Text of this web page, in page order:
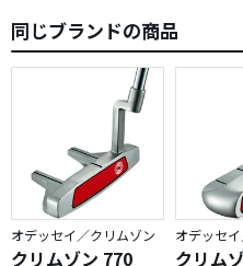
同じブランドの商品
オデッセイ／クリムゾン
クリムゾン 770
オデッセ
クリム